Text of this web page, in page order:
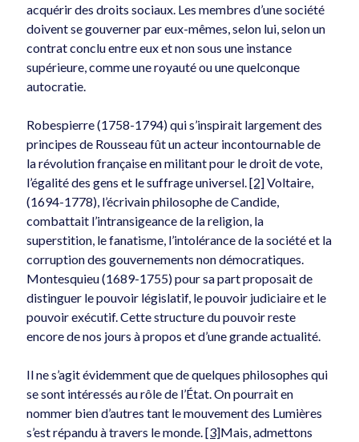
La guerre en Iran et l’effet papillon
Y a-t-il un avenir à Québec sans troisième lien ?
acquérir des droits sociaux. Les membres d’une société
doivent se gouverner par eux-mêmes, selon lui, selon un
contrat conclu entre eux et non sous une instance
supérieure, comme une royauté ou une quelconque
autocratie.
Robespierre (1758-1794) qui s’inspirait largement des
principes de Rousseau fût un acteur incontournable de
la révolution française en militant pour le droit de vote,
l’égalité des gens et le suffrage universel.[2]Voltaire,
(1694-1778), l’écrivain philosophe de Candide,
combattait l’intransigeance de la religion, la
superstition, le fanatisme, l’intolérance de la société et la
corruption des gouvernements non démocratiques.
Montesquieu (1689-1755) pour sa part proposait de
distinguer le pouvoir législatif, le pouvoir judiciaire et le
pouvoir exécutif. Cette structure du pouvoir reste
encore de nos jours à propos et d’une grande actualité.
Il ne s’agit évidemment que de quelques philosophes qui
se sont intéressés au rôle de l’État. On pourrait en
nommer bien d’autres tant le mouvement des Lumières
s’est répandu à travers le monde.[3]Mais, admettons